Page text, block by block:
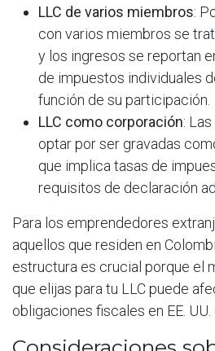
LLC de varios miembros:
con varios miembros se
y los ingresos se reportan
de impuestos individuales
función de su participación.
LLC como corporación:
optar por ser gravadas
que implica tasas de
requisitos de declaración
Para los emprendedores
aquellos que residen en
estructura es crucial porque el
que elijas para tu LLC puede
obligaciones fiscales en EE.